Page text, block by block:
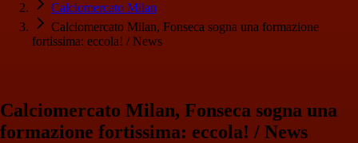
Calciomercato Milan
Calciomercato Milan, Fonseca sogna una formazione
fortissima: eccola! / News
Calciomercato Milan, Fonseca sogna una
formazione fortissima: eccola! / News